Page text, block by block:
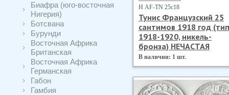
Биафра (юго-восточная
Нигерия)
Ботсвана
Бурунди
Восточная Африка
Британская
Восточная Африка
Германская
Габон
Гамбия
Н AF-TN 25с18
Тунис Французский 25
сантимов 1918 год (тип
1918-1920, никель-
бронза) НЕЧАСТАЯ
В наличии: 1 шт.